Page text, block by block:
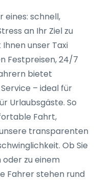
eines: schnell,
an Ihr Ziel zu
unser Taxi
Festpreisen, 24/7
bietet
– ideal für
Urlaubsgäste. So
Fahrt,
transparenten
Ob Sie
zu einem
Fahrer stehen rund